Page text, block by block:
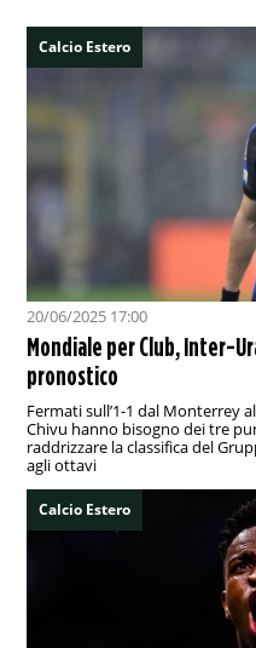
Calcio Estero
20/06/2025 17:00
Mondiale per Club, Inter-
pronostico
Fermati sull’1-1 dal Monterrey
Chivu hanno bisogno dei tre
raddrizzare la classifica del
agli ottavi
Calcio Estero